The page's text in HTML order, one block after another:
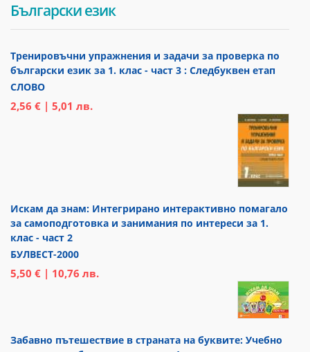
Български език
Тренировъчни упражнения и задачи за проверка по
български език за 1. клас - част 3 : Следбуквен етап
СЛОВО
2,56 € | 5,01 лв.
Искам да знам: Интегрирано интерактивно помагало
за самоподготовка и занимания по интереси за 1.
клас - част 2
БУЛВЕСТ-2000
5,50 € | 10,76 лв.
Забавно пътешествие в страната на буквите: Учебно